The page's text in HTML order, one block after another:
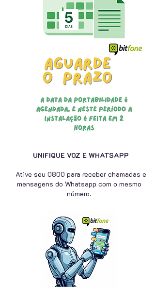
UNIFIQUE VOZ E WHATSAPP
Ative seu 0800 para receber chamadas e
mensagens do Whatsapp com o mesmo
número.